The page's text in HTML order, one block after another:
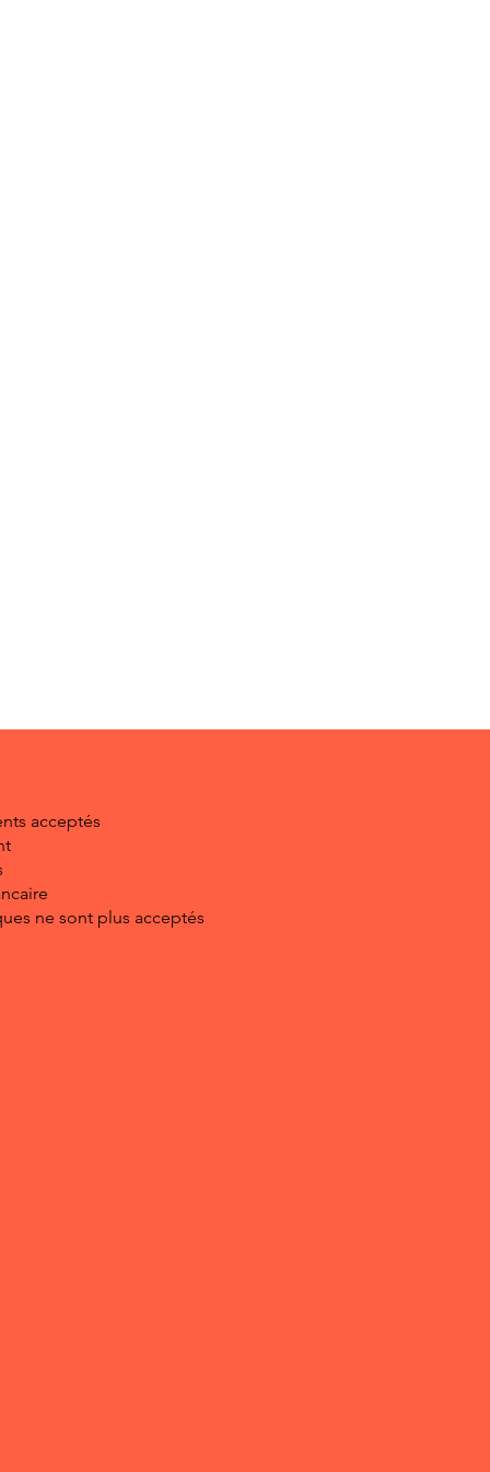
acceptés
ne sont plus acceptés